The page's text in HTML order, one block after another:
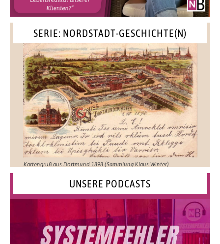
SERIE: NORDSTADT-GESCHICHTE(N)
Kartengruß aus Dortmund 1898 (Sammlung Klaus Winter)
UNSERE PODCASTS